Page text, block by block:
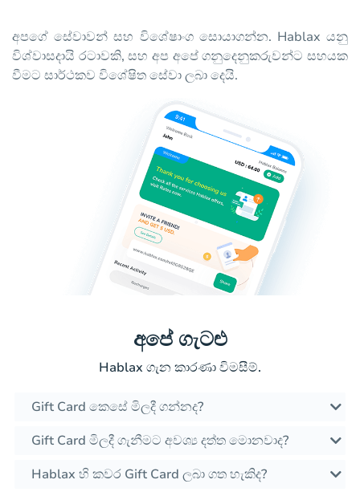
අපගේ සේවාවන් සහ විශේෂාංග සොයාගන්න. Hablax යනු
විශ්වාසදායි රටාවකි, සහ අප අපේ ගනුදෙනුකරුවන්ට සහයක
වීමට සාර්ථකව විශේෂිත සේවා ලබා දෙයි.
අපේ ගැටළු
Hablax ගැන කාරණා විමසීම්.
Gift Card කෙසේ මිලදී ගන්නද?
Gift Card මිලදී ගැනීමට අවශ්‍ය දත්ත මොනවාද?
Hablax හි කවර Gift Card ලබා ගත හැකිද?